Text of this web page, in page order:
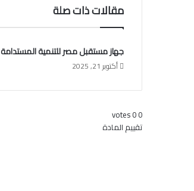
مقالات ذات صلة
جهاز مستقبل مصر للتنمية المستدامة
أكتوبر 21, 2025
0
0
votes
تقييم المادة